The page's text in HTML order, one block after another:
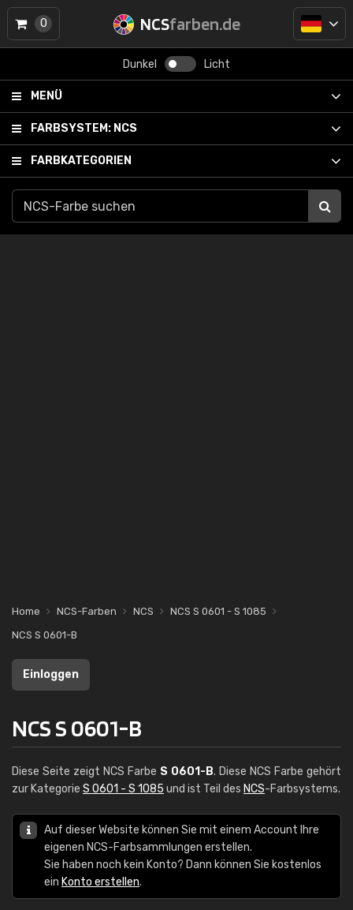
NCSfarben.de
Dunkel Licht
MENÜ
FARBSYSTEM: NCS
FARBKATEGORIEN
0
Home NCS-Farben NCS
NCS S 0601 - S 1085
NCS S 0601-B
Einloggen
NCS S 0601-B
Diese Seite zeigt NCS Farbe S 0601-B. Diese NCS Farbe gehört
zur Kategorie S 0601 - S 1085 und ist Teil des NCS-Farbsystems.
Auf dieser Website können Sie mit einem Account Ihre
eigenen NCS-Farbsammlungen erstellen.
Sie haben noch kein Konto? Dann können Sie kostenlos
ein Konto erstellen.